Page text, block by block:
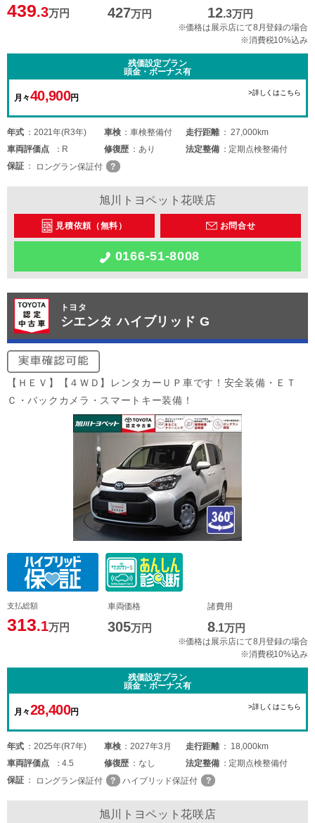
439.3万円 427万円 12.3万円
※価格は展示店にて8月登録の場合
※消費税10%込み
残価設定プラン
頭金・ボーナス有
月々40,900円
>詳しくはこちら
年式 2021年(R3年) 車検 車検整備付 走行距離
27,000km
車両評価点 R 修復歴 あり 法定整備
定期点検整備付
保証
ロングラン保証付
旭川トヨペット花咲店
見積依頼（無料） お問合せ
0166-51-8008
トヨタ
シエンタ ハイブリッド G
【ＨＥＶ】【４ＷＤ】レンタカーＵＰ車です！安全装備・ＥＴ
Ｃ・バックカメラ・スマートキー装備！
支払総額
313.1万円
車両価格
305万円
諸費用
8.1万円
※価格は展示店にて8月登録の場合
※消費税10%込み
残価設定プラン
頭金・ボーナス有
月々28,400円
>詳しくはこちら
年式 2025年(R7年) 車検 2027年3月 走行距離
18,000km
車両評価点 4.5 修復歴 なし 法定整備
定期点検整備付
保証
ロングラン保証付 ハイブリッド保証付
旭川トヨペット花咲店